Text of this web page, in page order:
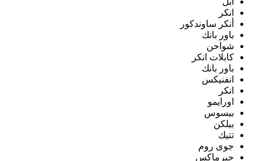
انكر
أنكر ساوندكور
باور بانك
شواحن
كابلات انكر
باور بانك
انفنيكس
انكر
اورايمو
بيسوس
بيلكن
تتيك
جوى روم
جيرماكس